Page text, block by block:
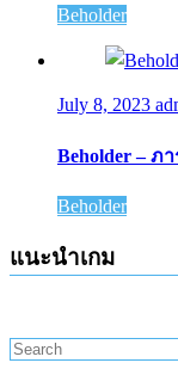
Beholder
July 8, 2023
Beholder – ภ
Beholder
แนะนำเกม